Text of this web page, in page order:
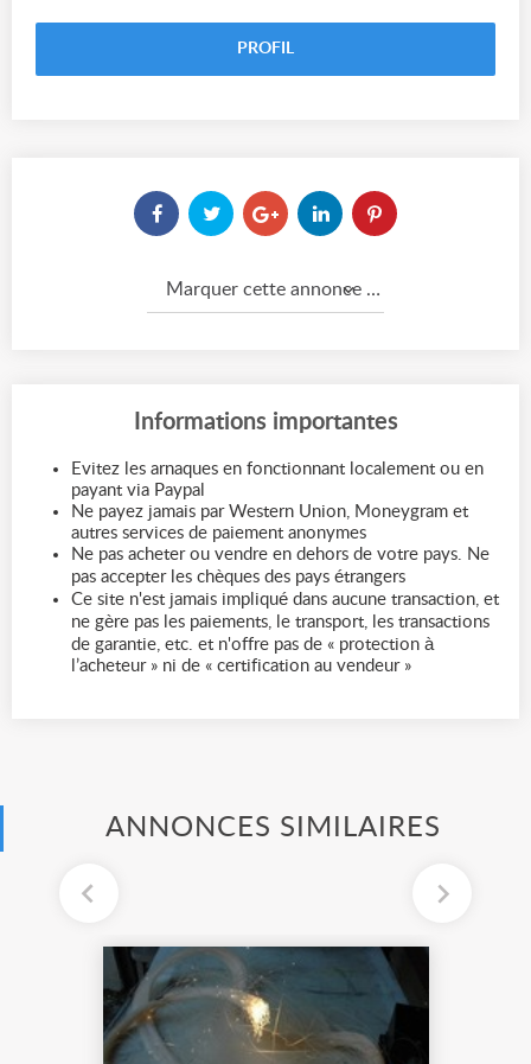
PROFIL
Marquer cette annonce comme...
Informations importantes
Evitez les arnaques en fonctionnant localement ou en
payant via Paypal
Ne payez jamais par Western Union, Moneygram et
autres services de paiement anonymes
Ne pas acheter ou vendre en dehors de votre pays. Ne
pas accepter les chèques des pays étrangers
Ce site n'est jamais impliqué dans aucune transaction, et
ne gère pas les paiements, le transport, les transactions
de garantie, etc. et n'offre pas de « protection à
l’acheteur » ni de « certification au vendeur »
ANNONCES SIMILAIRES